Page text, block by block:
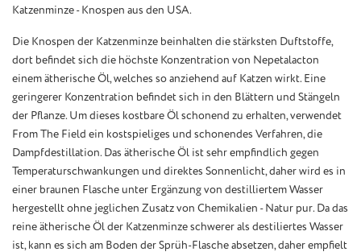
Katzenminze - Knospen aus den USA.
Die Knospen der Katzenminze beinhalten die stärksten Duftstoffe,
dort befindet sich die höchste Konzentration von Nepetalacton
einem ätherische Öl, welches so anziehend auf Katzen wirkt. Eine
geringerer Konzentration befindet sich in den Blättern und Stängeln
der Pflanze. Um dieses kostbare Öl schonend zu erhalten, verwendet
From The Field ein kostspieliges und schonendes Verfahren, die
Dampfdestillation. Das ätherische Öl ist sehr empfindlich gegen
Temperaturschwankungen und direktes Sonnenlicht, daher wird es in
einer braunen Flasche unter Ergänzung von destilliertem Wasser
hergestellt ohne jeglichen Zusatz von Chemikalien - Natur pur. Da das
reine ätherische Öl der Katzenminze schwerer als destiliertes Wasser
ist, kann es sich am Boden der Sprüh-Flasche absetzen, daher empfielt